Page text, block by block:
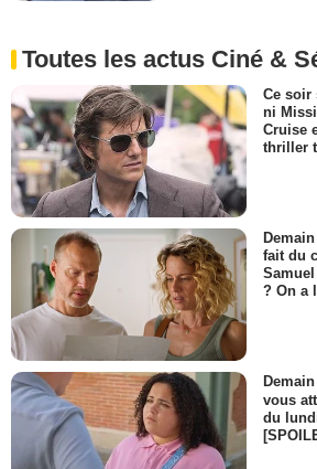
Toutes les actus Ciné &
Ce soir
ni
Cruise
thriller
fait du
? On a
vous
du